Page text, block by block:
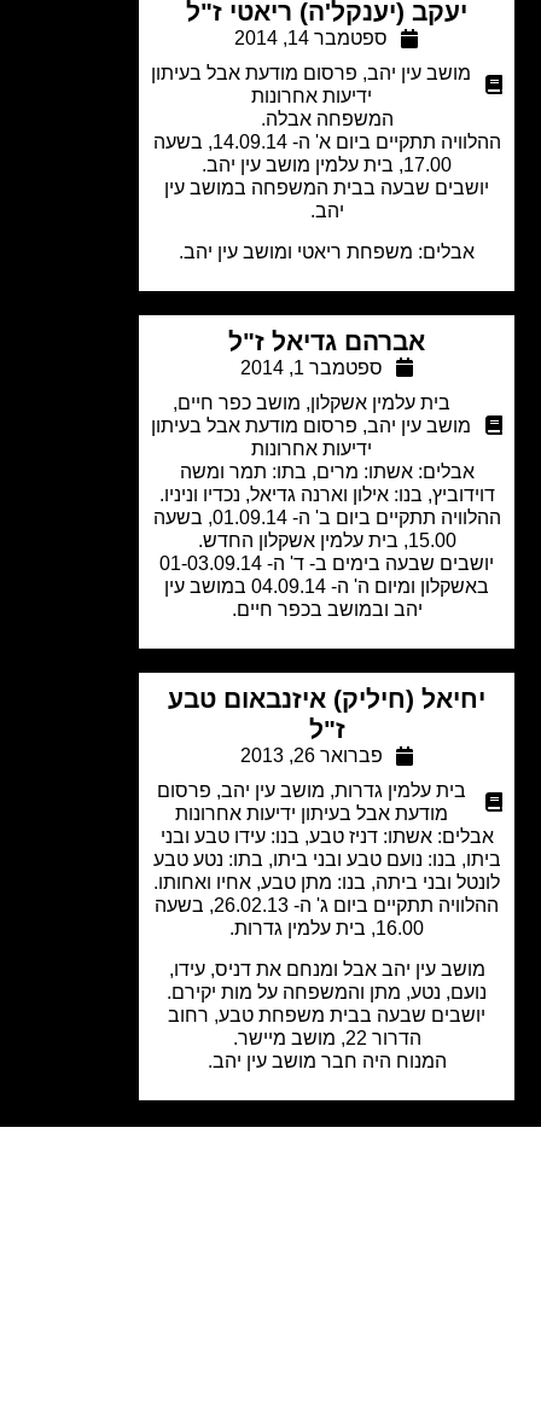
יעקב (יענקל'ה) ריאטי ז"ל
ספטמבר 14, 2014
מושב עין יהב,פרסום מודעת אבל בעיתון
ידיעות אחרונות
המשפחה אבלה.
ההלוויה תתקיים ביום א' ה- 14.09.14, בשעה
שבעה בבית המשפחה במושב עין
אבלים: משפחת ריאטי ומושב עין יהב.
אברהם גדיאל ז"ל
ספטמבר 1, 2014
בית עלמין אשקלון ,מושב כפר חיים,
מושב עין יהב,פרסום מודעת אבל בעיתון
ידיעות אחרונות
אבלים: אשתו: מרים, בתו: תמר ומשה
בנו: אילון וארנה גדיאל, נכדיו וניניו.
ההלוויה תתקיים ביום ב' ה- 01.09.14, בשעה
יושבים שבעה בימים ב- ד' ה- 01-03.09.14
באשקלון ומיום ה' ה- 04.09.14 במושב עין
יהב ובמושב בכפר חיים.
(חיליק) איזנבאום טבע
פברואר 26, 2013
בית עלמין גדרות, מושב עין יהב,פרסום
מודעת אבל בעיתון ידיעות אחרונות
אשתו: דניז טבע, בנו: עידו טבע ובני
בנו: נועם טבע ובני ביתו, בתו: נטע טבע
ובני ביתה, בנו: מתן טבע, אחיו ואחותו.
ההלוויה תתקיים ביום ג' ה- 26.02.13, בשעה
עין יהב אבל ומנחם את דניס, עידו,
נטע, מתן והמשפחה על מות יקירם.
שבעה בבית משפחת טבע, רחוב
המנוח היה חבר מושב עין יהב.